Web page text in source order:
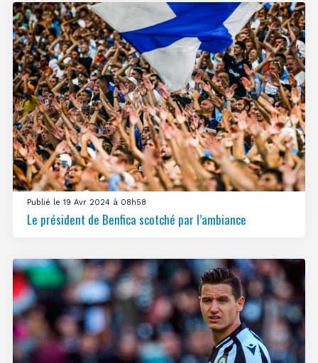
Publié le 19 Avr 2024 à 08h58
Le président de Benfica scotché par l’ambiance